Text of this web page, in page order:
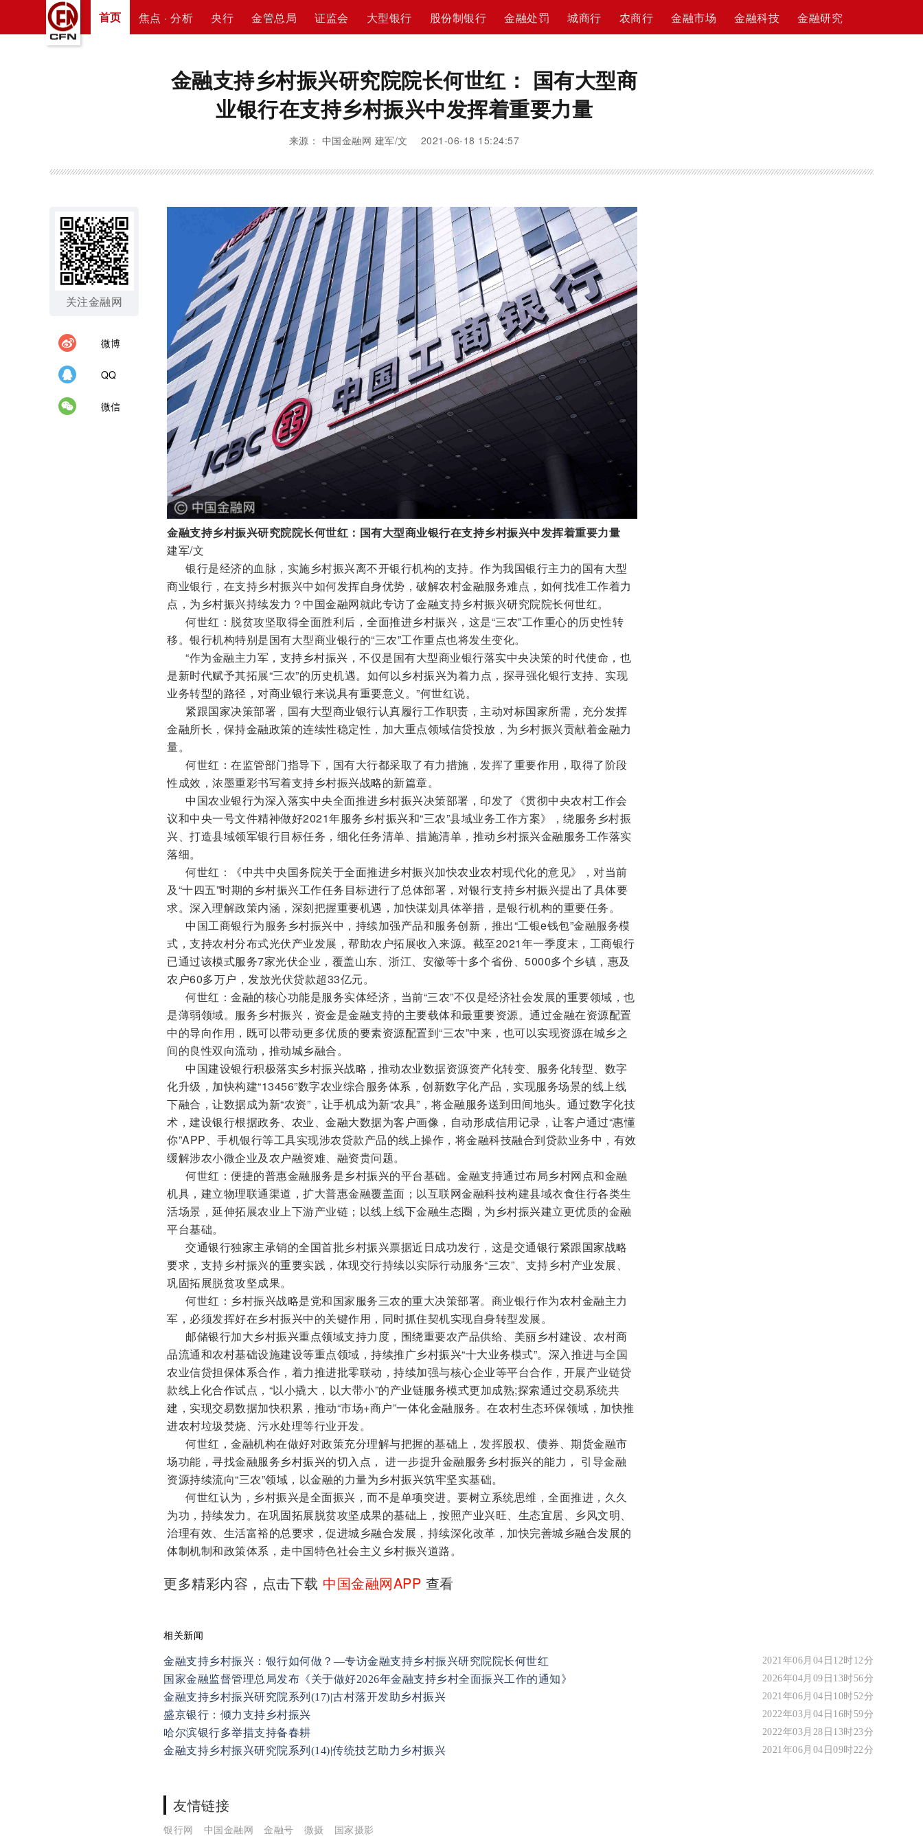
首页 焦点 · 分析 央行 金管总局 证监会 大型银行 股份制银行 金融处罚 城商行 农商行 金融市场 金融科技 金融研究
金融支持乡村振兴研究院院长何世红： 国有大型商
业银行在支持乡村振兴中发挥着重要力量
来源： 中国金融网 建军/文 2021-06-18 15:24:57
关注金融网
微博
QQ
微信
金融支持乡村振兴研究院院长何世红：国有大型商业银行在支持乡村振兴中发挥着重要力量
建军/文
银行是经济的血脉，实施乡村振兴离不开银行机构的支持。作为我国银行主力的国有大型
商业银行，在支持乡村振兴中如何发挥自身优势，破解农村金融服务难点，如何找准工作着力
点，为乡村振兴持续发力？中国金融网就此专访了金融支持乡村振兴研究院院长何世红。
何世红：脱贫攻坚取得全面胜利后，全面推进乡村振兴，这是“三农”工作重心的历史性转
移。银行机构特别是国有大型商业银行的“三农”工作重点也将发生变化。
“作为金融主力军，支持乡村振兴，不仅是国有大型商业银行落实中央决策的时代使命，也
是新时代赋予其拓展“三农”的历史机遇。如何以乡村振兴为着力点，探寻强化银行支持、实现
业务转型的路径，对商业银行来说具有重要意义。”何世红说。
紧跟国家决策部署，国有大型商业银行认真履行工作职责，主动对标国家所需，充分发挥
金融所长，保持金融政策的连续性稳定性，加大重点领域信贷投放，为乡村振兴贡献着金融力
量。
何世红：在监管部门指导下，国有大行都采取了有力措施，发挥了重要作用，取得了阶段
性成效，浓墨重彩书写着支持乡村振兴战略的新篇章。
中国农业银行为深入落实中央全面推进乡村振兴决策部署，印发了《贯彻中央农村工作会
议和中央一号文件精神做好2021年服务乡村振兴和“三农”县域业务工作方案》，绕服务乡村振
兴、打造县域领军银行目标任务，细化任务清单、措施清单，推动乡村振兴金融服务工作落实
落细。
何世红：《中共中央国务院关于全面推进乡村振兴加快农业农村现代化的意见》，对当前
及“十四五”时期的乡村振兴工作任务目标进行了总体部署，对银行支持乡村振兴提出了具体要
求。深入理解政策内涵，深刻把握重要机遇，加快谋划具体举措，是银行机构的重要任务。
中国工商银行为服务乡村振兴中，持续加强产品和服务创新，推出“工银e钱包”金融服务模
式，支持农村分布式光伏产业发展，帮助农户拓展收入来源。截至2021年一季度末，工商银行
已通过该模式服务7家光伏企业，覆盖山东、浙江、安徽等十多个省份、5000多个乡镇，惠及
农户60多万户，发放光伏贷款超33亿元。
何世红：金融的核心功能是服务实体经济，当前“三农”不仅是经济社会发展的重要领域，也
是薄弱领域。服务乡村振兴，资金是金融支持的主要载体和最重要资源。通过金融在资源配置
中的导向作用，既可以带动更多优质的要素资源配置到“三农”中来，也可以实现资源在城乡之
间的良性双向流动，推动城乡融合。
中国建设银行积极落实乡村振兴战略，推动农业数据资源资产化转变、服务化转型、数字
化升级，加快构建“13456”数字农业综合服务体系，创新数字化产品，实现服务场景的线上线
下融合，让数据成为新“农资”，让手机成为新“农具”，将金融服务送到田间地头。通过数字化技
术，建设银行根据政务、农业、金融大数据为客户画像，自动形成信用记录，让客户通过“惠懂
你”APP、手机银行等工具实现涉农贷款产品的线上操作，将金融科技融合到贷款业务中，有效
缓解涉农小微企业及农户融资难、融资贵问题。
何世红：便捷的普惠金融服务是乡村振兴的平台基础。金融支持通过布局乡村网点和金融
机具，建立物理联通渠道，扩大普惠金融覆盖面；以互联网金融科技构建县域衣食住行各类生
活场景，延伸拓展农业上下游产业链；以线上线下金融生态圈，为乡村振兴建立更优质的金融
平台基础。
交通银行独家主承销的全国首批乡村振兴票据近日成功发行，这是交通银行紧跟国家战略
要求，支持乡村振兴的重要实践，体现交行持续以实际行动服务“三农”、支持乡村产业发展、
巩固拓展脱贫攻坚成果。
何世红：乡村振兴战略是党和国家服务三农的重大决策部署。商业银行作为农村金融主力
军，必须发挥好在乡村振兴中的关键作用，同时抓住契机实现自身转型发展。
邮储银行加大乡村振兴重点领域支持力度，围绕重要农产品供给、美丽乡村建设、农村商
品流通和农村基础设施建设等重点领域，持续推广乡村振兴“十大业务模式”。深入推进与全国
农业信贷担保体系合作，着力推进批零联动，持续加强与核心企业等平台合作，开展产业链贷
款线上化合作试点，“以小撬大，以大带小”的产业链服务模式更加成熟;探索通过交易系统共
建，实现交易数据加快积累，推动“市场+商户”一体化金融服务。在农村生态环保领域，加快推
进农村垃圾焚烧、污水处理等行业开发。
何世红，金融机构在做好对政策充分理解与把握的基础上，发挥股权、债券、期货金融市
场功能，寻找金融服务乡村振兴的切入点， 进一步提升金融服务乡村振兴的能力， 引导金融
资源持续流向“三农”领域，以金融的力量为乡村振兴筑牢坚实基础。
何世红认为，乡村振兴是全面振兴，而不是单项突进。要树立系统思维，全面推进，久久
为功，持续发力。在巩固拓展脱贫攻坚成果的基础上，按照产业兴旺、生态宜居、乡风文明、
治理有效、生活富裕的总要求，促进城乡融合发展，持续深化改革，加快完善城乡融合发展的
体制机制和政策体系，走中国特色社会主义乡村振兴道路。
更多精彩内容，点击下载 中国金融网APP 查看
相关新闻
金融支持乡村振兴：银行如何做？—专访金融支持乡村振兴研究院院长何世红 2021年06月04日12时12分
国家金融监督管理总局发布《关于做好2026年金融支持乡村全面振兴工作的通知》 2026年04月09日13时56分
金融支持乡村振兴研究院系列(17)|古村落开发助乡村振兴 2021年06月04日10时52分
盛京银行：倾力支持乡村振兴 2022年03月04日16时59分
哈尔滨银行多举措支持备春耕 2022年03月28日13时23分
金融支持乡村振兴研究院系列(14)|传统技艺助力乡村振兴 2021年06月04日09时22分
友情链接
银行网 中国金融网 金融号 微摄 国家摄影